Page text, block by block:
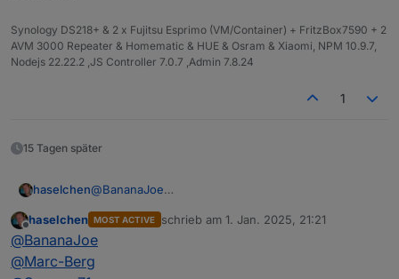
Synology DS218+ & 2 x Fujitsu Esprimo (VM/Container) + FritzBox7590 + 2
AVM 3000 Repeater & Homematic & HUE & Osram & Xiaomi, NPM 10.9.7,
Nodejs 22.22.2 ,JS Controller 7.0.7 ,Admin 7.8.24
1
15 Tagen später
haselchen@BananaJoe
@wendy2702
Guck mal an, unter Druck arbeitet@Samson71
Schnellsten
Zusammen mit meinem eigenen Terminkalender
lege ich jetzt den
Offline
haselchen MOST ACTIVE schrieb am 1. Jan. 2025, 21:21
zuletzt editiert von
@BananaJoe
@Marc-Berg